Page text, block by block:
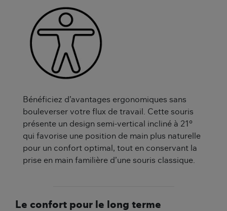
Bénéficiez d’avantages ergonomiques sans
bouleverser votre flux de travail. Cette souris
présente un design semi-vertical incliné à 21°
qui favorise une position de main plus naturelle
pour un confort optimal, tout en conservant la
prise en main familière d’une souris classique.
Le confort pour le long terme